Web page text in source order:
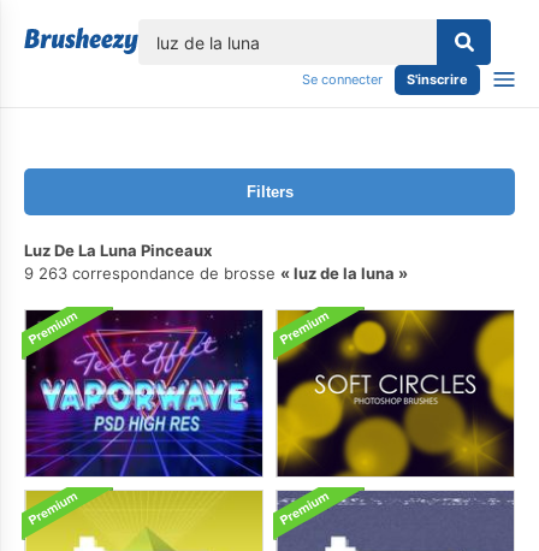
Se connecter S'inscrire
Filters
Luz De La Luna Pinceaux
9 263 correspondance de brosse
luz de la luna